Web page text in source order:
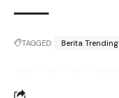
TAGGED: Berita Trending